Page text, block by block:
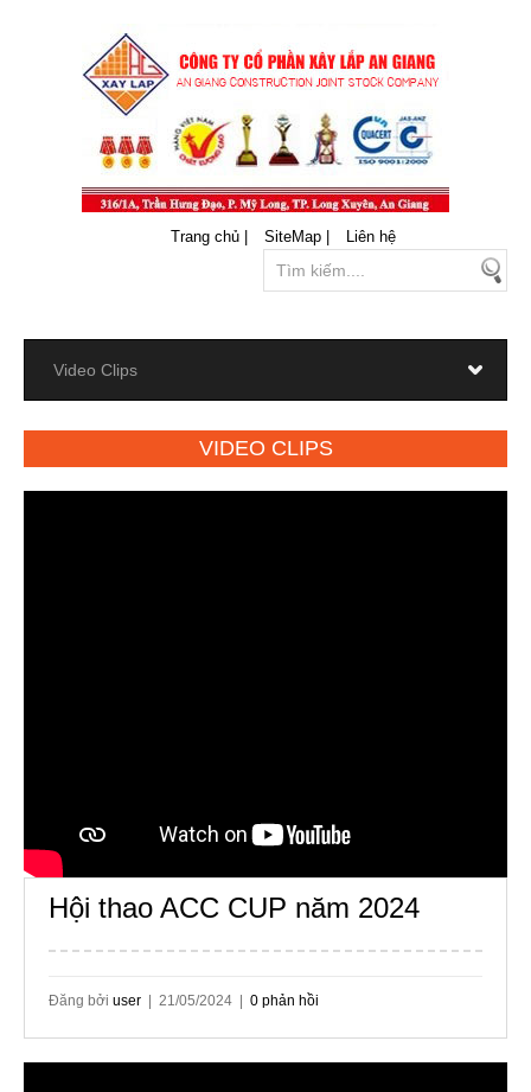
Trang chủ | SiteMap | Liên hệ
VIDEO CLIPS
Hội thao ACC CUP năm 2024
Đăng bởi user | 21/05/2024 | 0 phản hồi